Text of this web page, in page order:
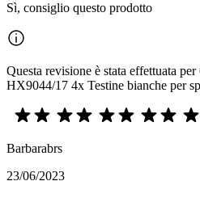
Sì, consiglio questo prodotto
Questa revisione è stata effettuata
HX9044/17 4x Testine bianche per
Barbarabrs
23/06/2023